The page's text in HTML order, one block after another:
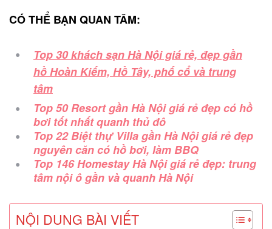
CÓ THỂ BẠN QUAN TÂM:
Top 30 khách sạn Hà Nội giá rẻ, đẹp gần
hồ Hoàn Kiếm, Hồ Tây, phố cổ và trung
tâm
Top 50 Resort gần Hà Nội giá rẻ đẹp có hồ
bơi tốt nhất quanh thủ đô
Top 22 Biệt thự Villa gần Hà Nội giá rẻ đẹp
nguyên căn có hồ bơi, làm BBQ
Top 146 Homestay Hà Nội giá rẻ đẹp: trung
tâm nội ô gần và quanh Hà Nội
NỘI DUNG BÀI VIẾT